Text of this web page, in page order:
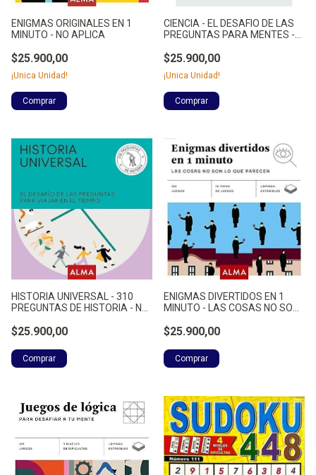
ENIGMAS ORIGINALES EN 1
MINUTO - NO APLICA
$25.900,00
¡Unica Unidad!
CIENCIA - EL DESAFIO DE LAS
PREGUNTAS PARA MENTES -
$25.900,00
¡Unica Unidad!
HISTORIA UNIVERSAL - 310
PREGUNTAS DE HISTORIA - NO
$25.900,00
ENIGMAS DIVERTIDOS EN 1
MINUTO - LAS COSAS NO SON -
$25.900,00